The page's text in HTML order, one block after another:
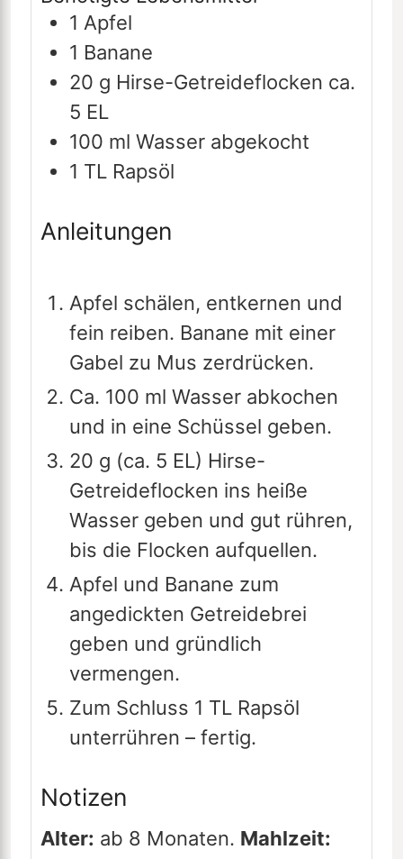
1 Apfel
1 Banane
20 g Hirse-Getreideflocken ca.
5 EL
100 ml Wasser abgekocht
1 TL Rapsöl
Anleitungen
Apfel schälen, entkernen und
fein reiben. Banane mit einer
Gabel zu Mus zerdrücken.
Ca. 100 ml Wasser abkochen
und in eine Schüssel geben.
20 g (ca. 5 EL) Hirse-
Getreideflocken ins heiße
Wasser geben und gut rühren,
bis die Flocken aufquellen.
Apfel und Banane zum
angedickten Getreidebrei
geben und gründlich
vermengen.
Zum Schluss 1 TL Rapsöl
unterrühren – fertig.
Notizen
Alter: ab 8 Monaten. Mahlzeit: